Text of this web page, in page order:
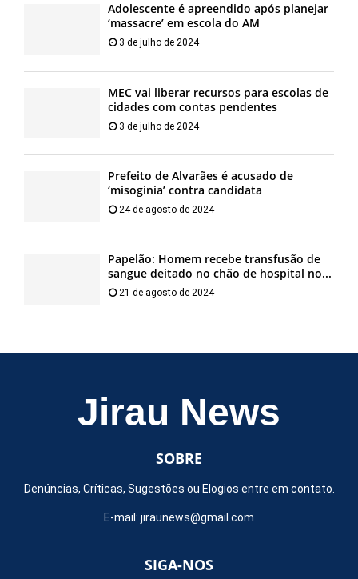
Adolescente é apreendido após planejar
‘massacre’ em escola do AM
3 de julho de 2024
MEC vai liberar recursos para escolas de
cidades com contas pendentes
3 de julho de 2024
Prefeito de Alvarães é acusado de
‘misoginia’ contra candidata
24 de agosto de 2024
Papelão: Homem recebe transfusão de
sangue deitado no chão de hospital no...
21 de agosto de 2024
Jirau News
SOBRE
Denúncias, Críticas, Sugestões ou Elogios entre em contato.
E-mail: jiraunews@gmail.com
SIGA-NOS